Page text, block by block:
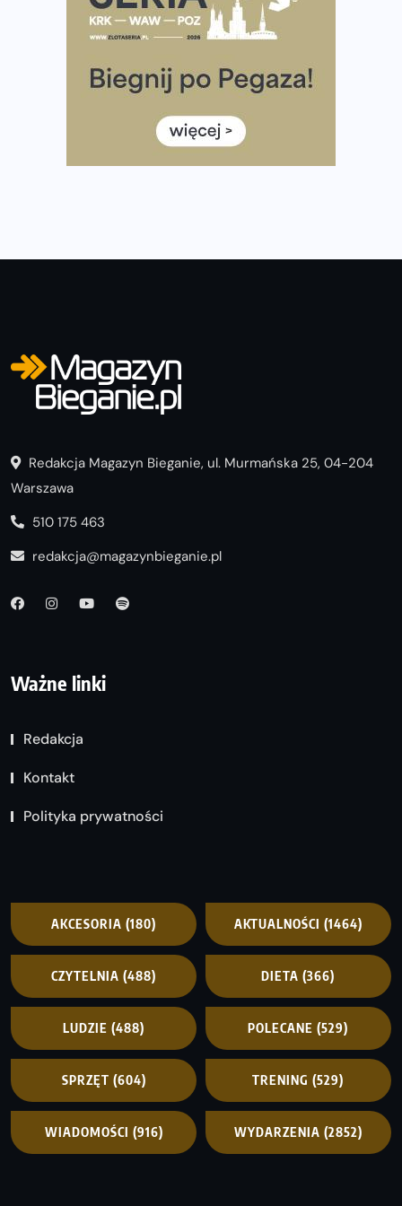
Wystartuje rekordowa liczba uczestników
35. Bieg Powstania Warszawskiego – praktyczny
Ile razy w tygodniu biegać? 3 treningi wystarczą? Jak
często biegać, żeby robić postępy
Już w ten weekend! Przed nami Nocny Portowy Maraton
i Półmaraton Szczeciński. Wszystko, co warto wiedzieć
Redakcja Magazyn Bieganie, ul. Murmańska 25, 04-204
Warszawa
510 175 463
redakcja@magazynbieganie.pl
Ważne linki
Redakcja
Kontakt
Polityka prywatności
AKCESORIA (180) AKTUALNOŚCI (1464)
CZYTELNIA (488) DIETA (366)
LUDZIE (488) POLECANE (529)
SPRZĘT (604) TRENING (529)
WIADOMOŚCI (916) WYDARZENIA (2852)